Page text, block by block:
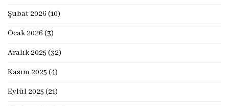
Şubat 2026 (10)
Ocak 2026 (3)
Aralık 2025 (32)
Kasım 2025 (4)
Eylül 2025 (21)